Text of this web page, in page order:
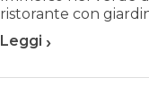
ristorante con
Leggi ›